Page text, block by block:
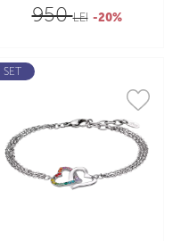
950LEI -20%
SET